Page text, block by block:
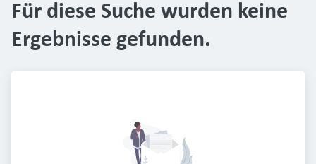
Für diese Suche wurden keine
Ergebnisse gefunden.